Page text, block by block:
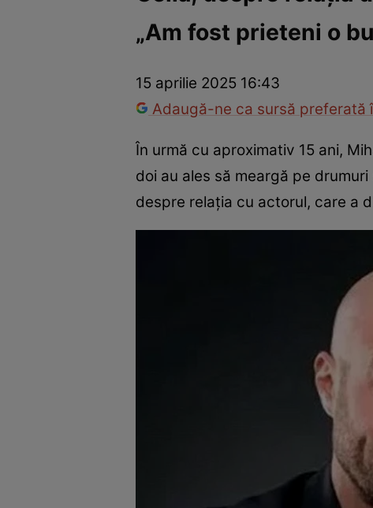
Românii au talentSurvivor RomâniaChefi
„Am fost prieteni o
15 aprilie 2025 16:43
Adaugă-ne ca sursă preferată
În urmă cu aproximativ 15 ani,
doi au ales să meargă pe
despre relația cu actorul, care a